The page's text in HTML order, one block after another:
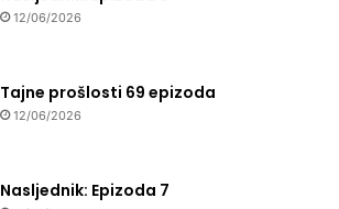
12/06/2026
Tajne prošlosti 69 epizoda
12/06/2026
Nasljednik: Epizoda 7